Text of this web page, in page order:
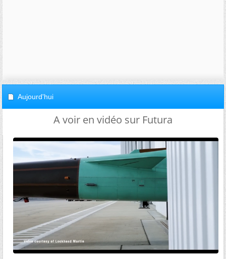
Aujourd'hui
A voir en vidéo sur Futura